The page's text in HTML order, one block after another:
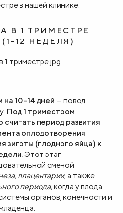
в нашей клинике.
В 1 ТРИМЕСТРЕ
12 НЕДЕЛЯ)
на 10-14 дней — повод
Под 1 триместром
период развития
оплодотворения
зиготы (плодного яйца) к
Этот этап
сменой
плацентарии, а также
периода, когда у плода
органов, конечности и